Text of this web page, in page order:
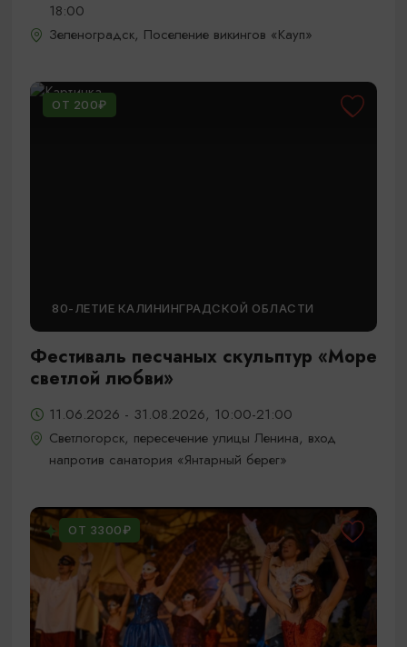
18:00
Зеленоградск, Поселение викингов «Кауп»
ОТ 200₽
80-ЛЕТИЕ КАЛИНИНГРАДСКОЙ ОБЛАСТИ
Фестиваль песчаных скульптур «Море
светлой любви»
11.06.2026 - 31.08.2026, 10:00-21:00
Светлогорск, пересечение улицы Ленина, вход
напротив санатория «Янтарный берег»
ОТ 3300₽